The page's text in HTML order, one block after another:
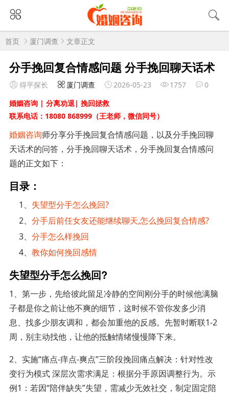
首页 厦门调查 文章正文
分手挽回复合情感问题 分手挽回聊天话术
得平探长 厦门调查 2026-05-23 1757
0
婚姻咨询 | 分离劝退| 挽回拯救
联系电话：18080 868999（王老师，微信同号）
婚姻咨询师分享分手挽回复合情感问题，以及分手挽回聊
天话术的问答，分手挽回聊天话术，分手挽回复合情感问
题的正文如下：
目录：
1、 失望型分手怎么挽回?
2、分手后前任女友还能继续聊天,怎么挽回复合情感?
3、分手怎么样挽回
4、教你如何挽回感情
失望型分手怎么挽回?
1、第一步，先给彼此留足冷静的空间刚分手的时候他满脑
子都是你之前让他不爽的细节，这时候不管你发多少消
息、找多少朋友调和，都会加重他的反感。先暂时断联1-2
周，别主动找他，让他的抵触情绪慢慢降下来。
2、实施“痛点-痒点-爽点”三阶段挽回痛点解决：针对性改
变行为模式 深层次需求满足：根据分手原因调整行为。示
例1：若因“陪伴缺失”失望，需减少无效社交，制定固定陪